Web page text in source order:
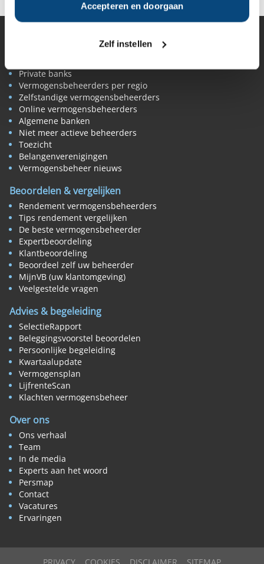
Accepteren en doorgaan
Zelf instellen
Private banks
Vermogensbeheerders per regio
Zelfstandige vermogensbeheerders
Online vermogensbeheerders
Algemene banken
Niet meer actieve beheerders
Toezicht
Belangenverenigingen
Vermogensbeheer nieuws
Beoordelen & vergelijken
Rendement vermogensbeheerders
Tips rendement vergelijken
De beste vermogensbeheerder
Expertbeoordeling
Klantbeoordeling
Beoordeel zelf uw beheerder
MijnVB (uw klantomgeving)
Veelgestelde vragen
Advies & begeleiding
SelectieRapport
Beleggingsvoorstel beoordelen
Persoonlijke begeleiding
Kwartaalupdate
Vermogensplan
LijfrenteScan
Klachten vermogensbeheer
Over ons
Ons verhaal
Team
In de media
Experts aan het woord
Persmap
Contact
Vacatures
Ervaringen